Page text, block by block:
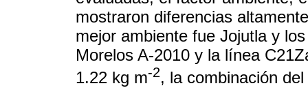
mostraron diferencias
mejor ambiente fue Jojutla y
Morelos A-2010 y la línea
1.22 kg m-2, la combinación